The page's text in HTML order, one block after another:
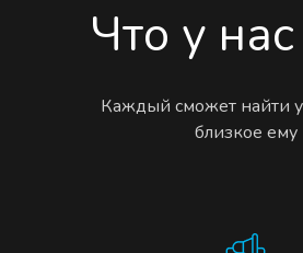
Что у нас
Каждый сможет найти у
близкое ему